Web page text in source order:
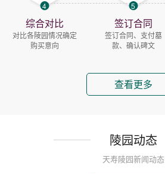
4
综合对比
对比各陵园情况确定
购买意向
5
签订合同
签订合同、支付墓
款、确认碑文
查看更多
陵园动态
天寿陵园新闻动态